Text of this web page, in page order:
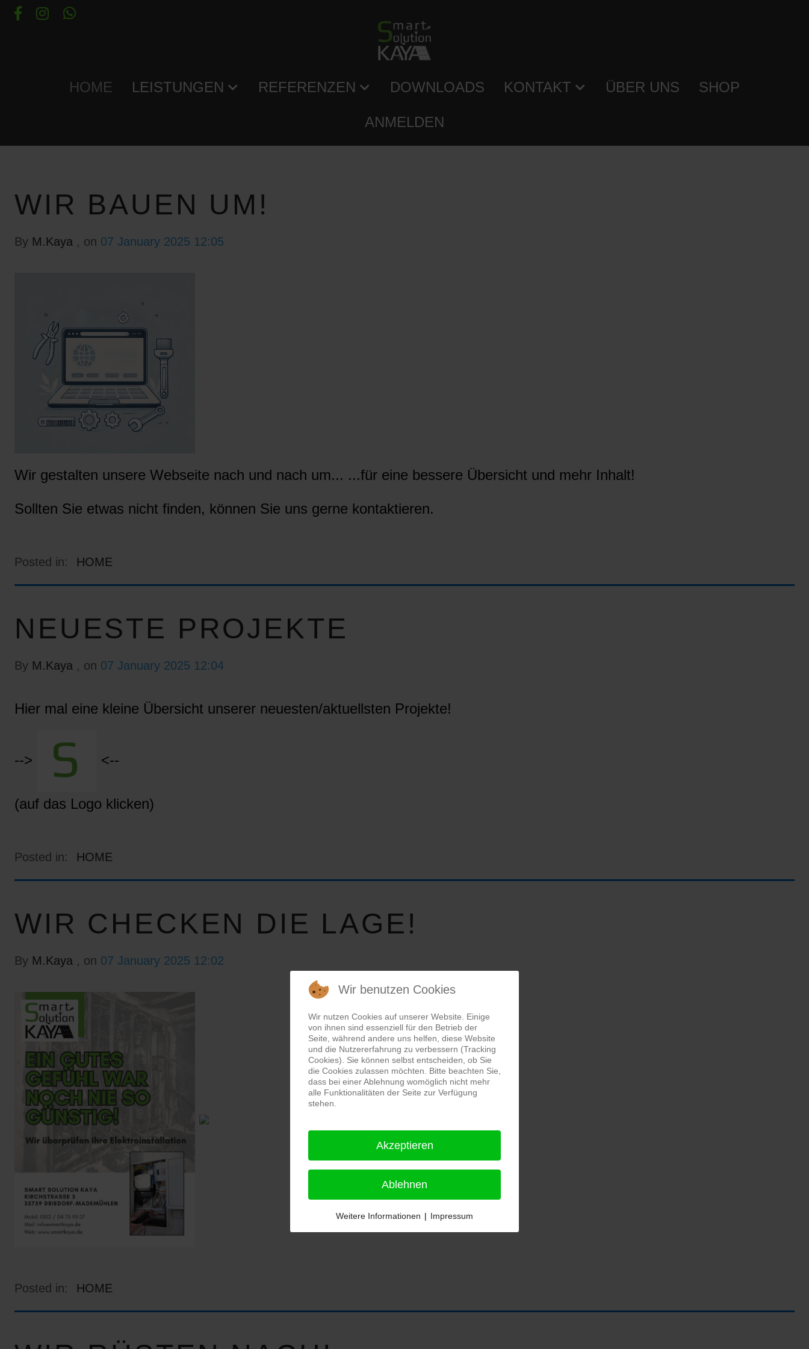
HOME LEISTUNGEN REFERENZEN DOWNLOADS KONTAKT ÜBER UNS SHOP
ANMELDEN
WIR BAUEN UM!
By M.Kaya , on 07 January 2025 12:05
Wir gestalten unsere Webseite nach und nach um... ...für eine bessere Übersicht und mehr Inhalt!
Sollten Sie etwas nicht finden, können Sie uns gerne kontaktieren.
Posted in: HOME
NEUESTE PROJEKTE
By M.Kaya , on 07 January 2025 12:04
Hier mal eine kleine Übersicht unserer neuesten/aktuellsten Projekte!
--> <--
(auf das Logo klicken)
Posted in: HOME
WIR CHECKEN DIE LAGE!
By M.Kaya , on 07 January 2025 12:02
Posted in: HOME
Wir benutzen Cookies
Wir nutzen Cookies auf unserer Website. Einige
von ihnen sind essenziell für den Betrieb der
Seite, während andere uns helfen, diese Website
und die Nutzererfahrung zu verbessern (Tracking
Cookies). Sie können selbst entscheiden, ob Sie
die Cookies zulassen möchten. Bitte beachten Sie,
dass bei einer Ablehnung womöglich nicht mehr
alle Funktionalitäten der Seite zur Verfügung
stehen.
Akzeptieren
Ablehnen
Weitere Informationen | Impressum